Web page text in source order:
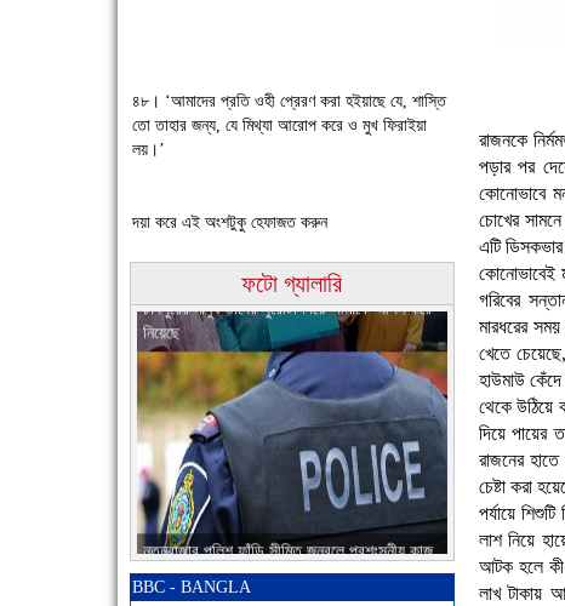
৪৮। ‘আমাদের প্রতি ওহী প্রেরণ করা হইয়াছে যে, শাস্তি
তো তাহার জন্য, যে মিথ্যা আরোপ করে ও মুখ ফিরাইয়া
লয়।’
দয়া করে এই অংশটুকু হেফাজত করুন
ফটো গ্যালারি
চাঁদপুরের মানুষ তাদের পুরোটা দিয়ে আমাকে আপন করে
নতুনবাজার পুলিশ ফাঁড়ি সীমিত জনবলে প্রশংসনীয় কাজ
করছে
BBC - BANGLA
রাজনকে
পড়ার পর
কোনোভাবে
চোখের
এটি
কোনোভাবেই
গরিবের
মারধরের
খেতে
হাউমাউ
থেকে উঠিয়ে
দিয়ে পায়ের
রাজনের
চেষ্টা করা
পর্যায়ে
লাশ নিয়ে
আটক হলে কী
লাখ টাকায়